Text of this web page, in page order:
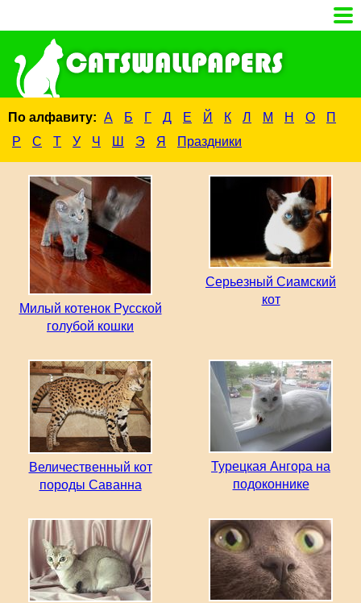
По алфавиту: А Б Г Д Е Й К Л М Н О
П
Р
С Т У Ч Ш Э Я Праздники
Милый котенок Русской
голубой кошки
Серьезный Сиамский
кот
Величественный кот
породы Саванна
Турецкая Ангора на
подоконнике